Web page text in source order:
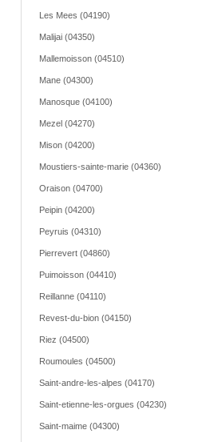
Les Mees (04190)
Malijai (04350)
Mallemoisson (04510)
Mane (04300)
Manosque (04100)
Mezel (04270)
Mison (04200)
Moustiers-sainte-marie (04360)
Oraison (04700)
Peipin (04200)
Peyruis (04310)
Pierrevert (04860)
Puimoisson (04410)
Reillanne (04110)
Revest-du-bion (04150)
Riez (04500)
Roumoules (04500)
Saint-andre-les-alpes (04170)
Saint-etienne-les-orgues (04230)
Saint-maime (04300)